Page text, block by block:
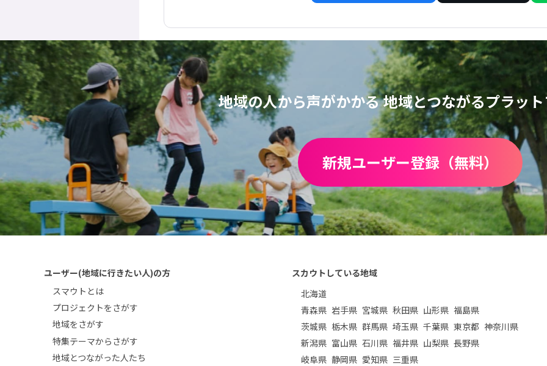
地域の人から声がかかる地域とつながるプラッ
新規ユーザー登録（無料）
ユーザー(地域に行きたい人)の方
スマウトとは
プロジェクトをさがす
地域をさがす
特集テーマからさがす
地域とつながった人たち
スカウトしている地域
北海道
青森県 岩手県 宮城県 秋田県 山形県 福島県
茨城県 栃木県 群馬県 埼玉県 千葉県 東京都 神奈川県
新潟県 富山県 石川県 福井県 山梨県 長野県
岐阜県 静岡県 愛知県 三重県